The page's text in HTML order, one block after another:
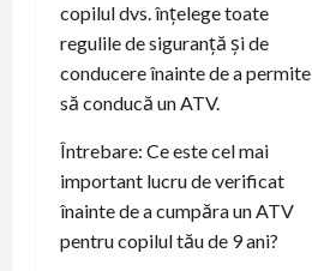
copilul dvs. înțelege toate
regulile de siguranță și de
conducere înainte de a permite
să conducă un ATV.
Întrebare: Ce este cel mai
important lucru de verificat
înainte de a cumpăra un ATV
pentru copilul tău de 9 ani?